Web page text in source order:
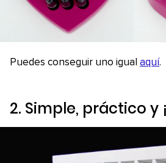
Puedes conseguir uno igual aquí.
2. Simple, práctico y